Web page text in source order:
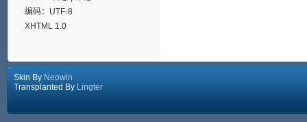
编码：UTF-8
XHTML 1.0
Skin By Neowin
Transplanted By Lingter